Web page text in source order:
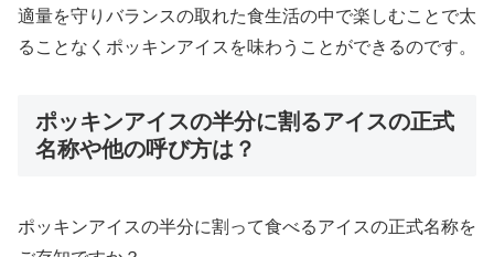
適量を守りバランスの取れた食生活の中で楽しむことで太
ることなくポッキンアイスを味わうことができるのです。
ポッキンアイスの半分に割るアイスの正式
名称や他の呼び方は？
ポッキンアイスの半分に割って食べるアイスの正式名称を